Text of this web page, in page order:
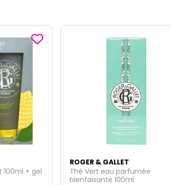
ROGER & GALLET
Baume lèvres sublimateur rose
3,5g